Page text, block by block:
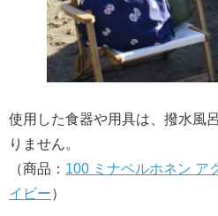
使用した食器や用具は、撥水風
りません。
（商品： 100 ミナペルホネン ア
イビー）